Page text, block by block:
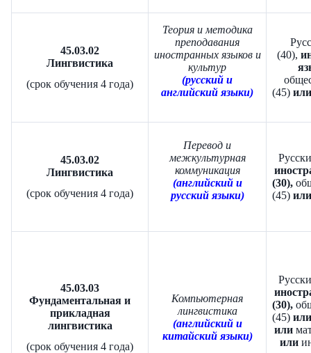
45.03.02
Лингвистика
(срок обучения 4 года)
Теория и методика
преподавания
иностранных языков и
культур
(русский и
английский языки)
(40),
(45)
45.03.02
Лингвистика
(срок обучения 4 года)
Перевод и
межкультурная
коммуникация
(английский и
русский языки)
(30),
(45)
45.03.03
Фундаментальная и
прикладная
лингвистика
(срок обучения 4 года)
Компьютерная
лингвистика
(английский и
китайский языки)
(30),
(45) или
или
или